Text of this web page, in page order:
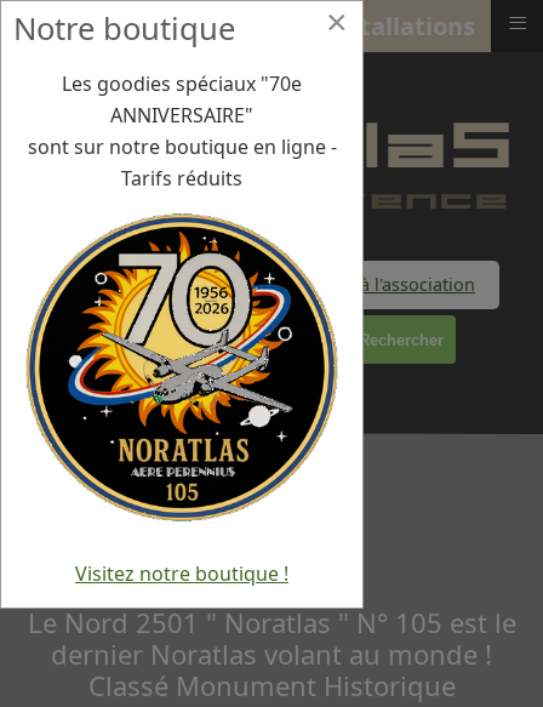
Faire un don à l'association
Rechercher
Le Nord 2501 " Noratlas " N° 105 est le
dernier Noratlas volant au monde !
Classé Monument Historique
×
Notre boutique
Les goodies spéciaux "70e
ANNIVERSAIRE"
sont sur notre boutique en ligne -
Tarifs réduits
Visitez notre boutique !
2014 : Rénovation de nos installations ≡